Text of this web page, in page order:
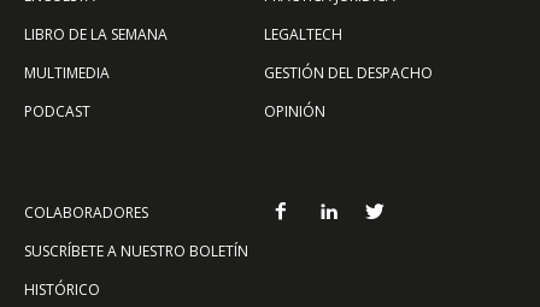
LIBRO DE LA SEMANA
MULTIMEDIA
PODCAST
LEGALTECH
GESTIÓN DEL DESPACHO
OPINIÓN
COLABORADORES
SUSCRÍBETE A NUESTRO BOLETÍN
HISTÓRICO